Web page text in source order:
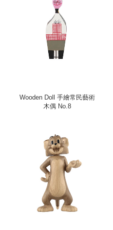
Wooden Doll 手繪常民藝術
木偶 No.8